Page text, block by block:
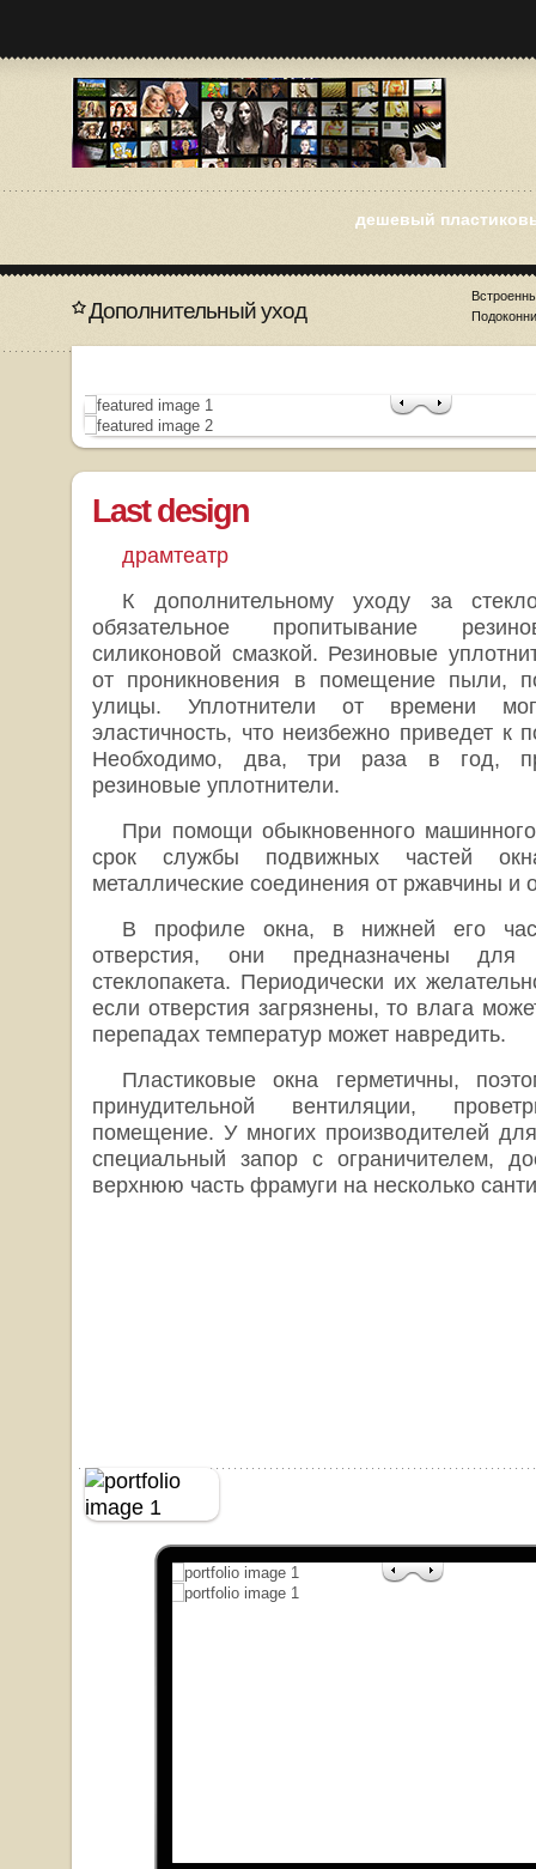
дешевый
Дополнительный уход
Last design
драмтеатр
К дополнительному уходу за
обязательное пропитывание
силиконовой смазкой. Резиновые
от проникновения в помещение пыли,
улицы. Уплотнители от времени
эластичность, что неизбежно приведет к
Необходимо, два, три раза в год,
резиновые уплотнители.
При помощи обыкновенного
срок службы подвижных частей
металлические соединения от ржавчины и
В профиле окна, в нижней его
отверстия, они предназначены
стеклопакета. Периодически их
если отверстия загрязнены, то влага
перепадах температур может навредить.
Пластиковые окна герметичны,
принудительной вентиляции,
помещение. У многих производителей
специальный запор с ограничителем,
верхнюю часть фрамуги на несколько